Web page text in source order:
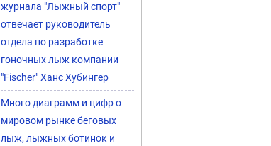
журнала "Лыжный спорт"
отвечает руководитель
отдела по разработке
гоночных лыж компании
"Fischer" Ханс Хубингер
Много диаграмм и цифр о
мировом рынке беговых
лыж, лыжных ботинок и